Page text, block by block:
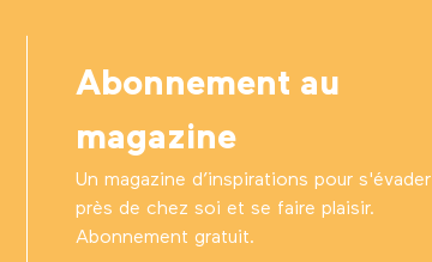
Abonnement au
magazine
Un magazine d’inspirations pour s'évader
près de chez soi et se faire plaisir.
Abonnement gratuit.